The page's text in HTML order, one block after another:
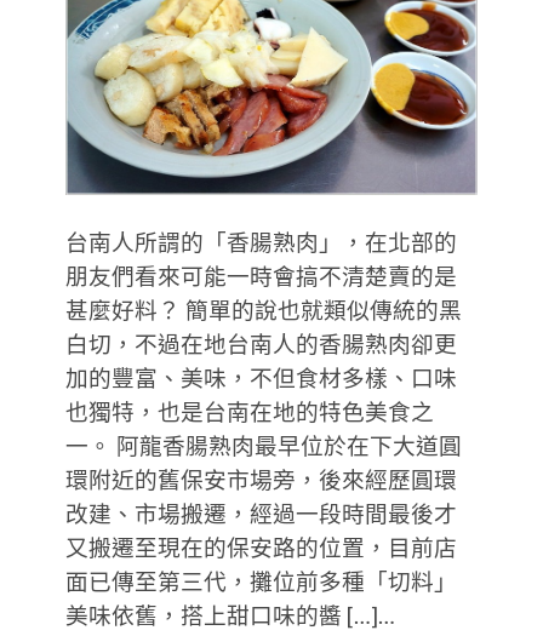
台南人所謂的「香腸熟肉」，在北部的
朋友們看來可能一時會搞不清楚賣的是
甚麼好料？ 簡單的說也就類似傳統的黑
白切，不過在地台南人的香腸熟肉卻更
加的豐富、美味，不但食材多樣、口味
也獨特，也是台南在地的特色美食之
一。 阿龍香腸熟肉最早位於在下大道圓
環附近的舊保安市場旁，後來經歷圓環
改建、市場搬遷，經過一段時間最後才
又搬遷至現在的保安路的位置，目前店
面已傳至第三代，攤位前多種「切料」
美味依舊，搭上甜口味的醬 […]…